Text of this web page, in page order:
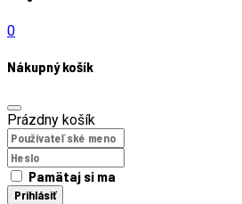
0
Nákupný košík
Prázdny košík
Pamätaj si ma
Prihlásiť